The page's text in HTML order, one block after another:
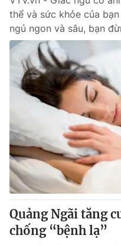
Liên hệ tòa soạn
THỜI BÁO VTV
Theo dõi báo trên
Cơ quan chủ quản:Đài
Cơ quan báo chí:Thời báo
Giấy phép hoạt động báo in
cấp ngày 29/12/2023
Tổng Biên tập:Vũ Thanh
Phó Tổng Biên tập:Nguyễn
Nguyễn Trọng Ninh
thể và sức khỏe của
ngủ ngon và sâu, bạn
Quảng Ngãi tăng
chống “bệnh lạ”